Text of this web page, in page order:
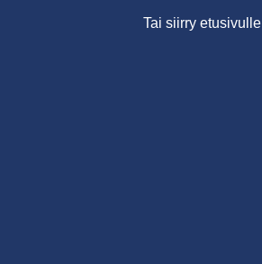
Tai siirry etusivulle